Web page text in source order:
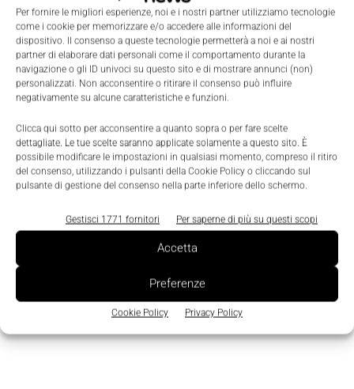
Per fornire le migliori esperienze, noi e i nostri partner utilizziamo tecnologie
come i cookie per memorizzare e/o accedere alle informazioni del
dispositivo. Il consenso a queste tecnologie permetterà a noi e ai nostri
partner di elaborare dati personali come il comportamento durante la
navigazione o gli ID univoci su questo sito e di mostrare annunci (non)
personalizzati. Non acconsentire o ritirare il consenso può influire
negativamente su alcune caratteristiche e funzioni.
Clicca qui sotto per acconsentire a quanto sopra o per fare scelte
dettagliate. Le tue scelte saranno applicate solamente a questo sito. È
possibile modificare le impostazioni in qualsiasi momento, compreso il ritiro
del consenso, utilizzando i pulsanti della Cookie Policy o cliccando sul
pulsante di gestione del consenso nella parte inferiore dello schermo.
Gestisci 1771 fornitori Per saperne di più su questi scopi
Accetta
Preferenze
Cookie Policy Privacy Policy
abbiano erogato, nel loro complesso, garanzie in
misura pari ad almeno 150 milioni di euro.
TAGS confidi Hot Topic incentivi Ministero per lo Sviluppo Economico
PMI prestito